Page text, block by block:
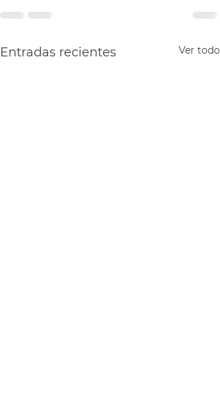
Entradas recientes Ver todo